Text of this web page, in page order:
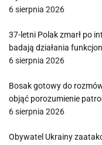
6 sierpnia 2026
37-letni Polak zmarł po
badają działania
6 sierpnia 2026
Bosak gotowy do
objąć porozumienie
6 sierpnia 2026
Obywatel Ukrainy